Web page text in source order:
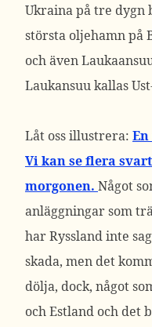
Ukraina på tre dygn
största oljehamn på
och även
Laukansuu kallas
Låt oss illustrera:
Vi kan se flera
morgonen. Något
anläggningar som
har Ryssland inte
skada, men det
dölja, dock, något
och Estland och det